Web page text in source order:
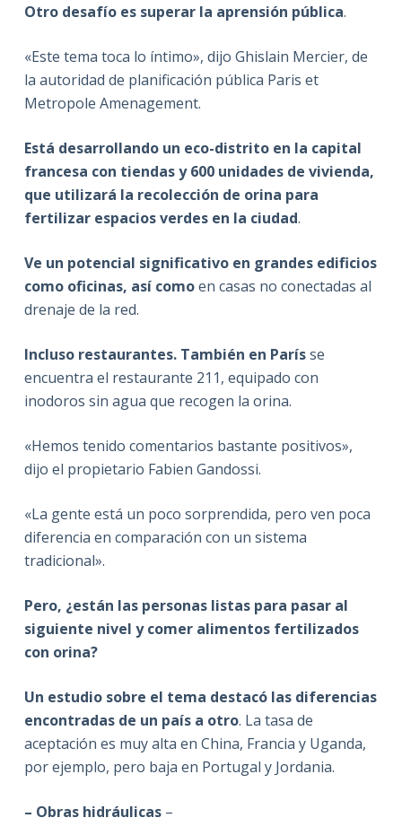
Otro desafío es superar la aprensión pública.
«Este tema toca lo íntimo», dijo Ghislain Mercier, de
la autoridad de planificación pública Paris et
Metropole Amenagement.
Está desarrollando un eco-distrito en la capital
francesa con tiendas y 600 unidades de vivienda,
que utilizará la recolección de orina para
fertilizar espacios verdes en la ciudad.
Ve un potencial significativo en grandes edificios
como oficinas, así comoen casas no conectadas al
drenaje de la red.
Incluso restaurantes. También en Parísse
encuentra el restaurante 211, equipado con
inodoros sin agua que recogen la orina.
«Hemos tenido comentarios bastante positivos»,
dijo el propietario Fabien Gandossi.
«La gente está un poco sorprendida, pero ven poca
diferencia en comparación con un sistema
tradicional».
Pero, ¿están las personas listas para pasar al
siguiente nivel y comer alimentos fertilizados
con orina?
Un estudio sobre el tema destacó las diferencias
encontradas de un país a otro. La tasa de
aceptación es muy alta en China, Francia y Uganda,
por ejemplo, pero baja en Portugal y Jordania.
– Obras hidráulicas–